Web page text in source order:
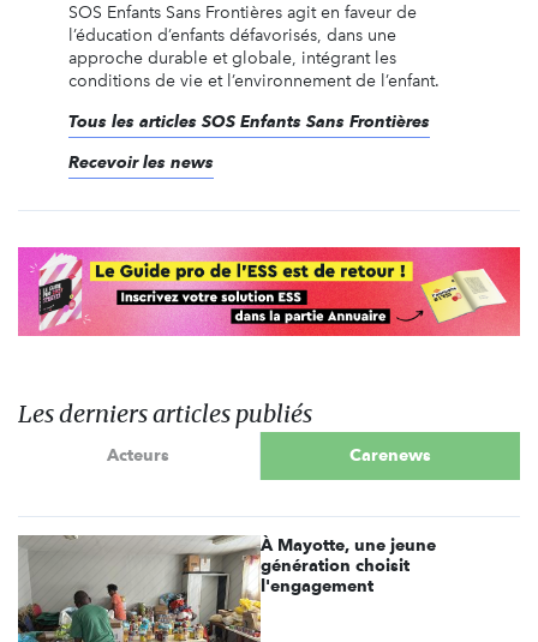
SOS Enfants Sans Frontières agit en faveur de
l’éducation d’enfants défavorisés, dans une
approche durable et globale, intégrant les
conditions de vie et l’environnement de l’enfant.
Tous les articles SOS Enfants Sans Frontières
Recevoir les news
Les derniers articles publiés
Acteurs Carenews
À Mayotte, une jeune
génération choisit
l'engagement